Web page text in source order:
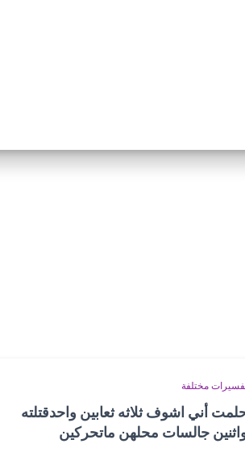
مختلفة
أني اشوف ثلاثه ثعابين واحدقتلته
جالسات محلهن ماتحركين